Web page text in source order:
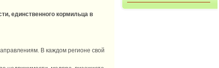
единственного кормильца в
В каждом регионе свой